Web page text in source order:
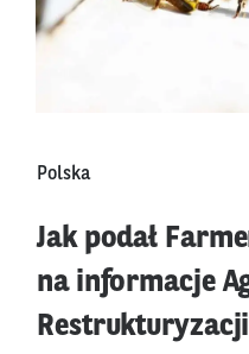
Polska
Jak podał
na informacje